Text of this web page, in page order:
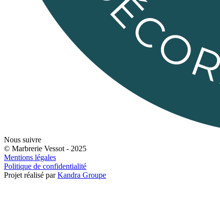
Nous suivre
© Marbrerie Vessot - 2025
Mentions légales
Politique de confidentialité
Projet réalisé parKandra Groupe